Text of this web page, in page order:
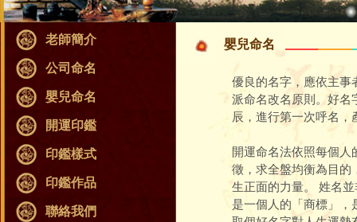
老師簡介
公司命名
嬰兒命名
開運印鑑
印鑑樣式
印鑑作品
聯絡我們
嬰兒命名
優良的名字，應依主事
派命名改名原則。好名
辰，進行第一次呼名，
開運命名法依照每個人
徵，求全盤均衡為目的
生正面的力量。 姓名
是一個人的「商標」，